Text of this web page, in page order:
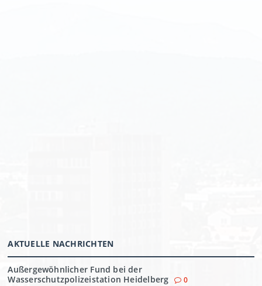
AKTUELLE NACHRICHTEN
Außergewöhnlicher Fund bei der
Wasserschutzpolizeistation Heidelberg
0